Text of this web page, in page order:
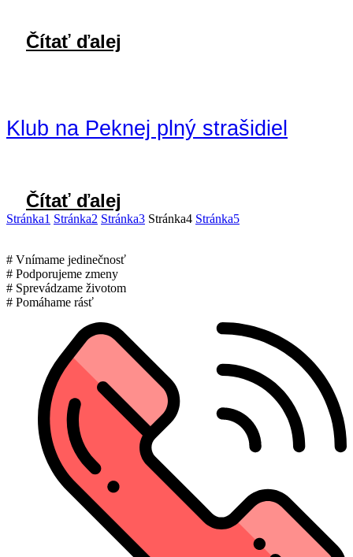
Čítať ďalej
Klub na Peknej plný strašidiel
Čítať ďalej
Stránka1 Stránka2 Stránka3 Stránka4 Stránka5
# Vnímame jedinečnosť
# Podporujeme zmeny
# Sprevádzame životom
# Pomáhame rásť